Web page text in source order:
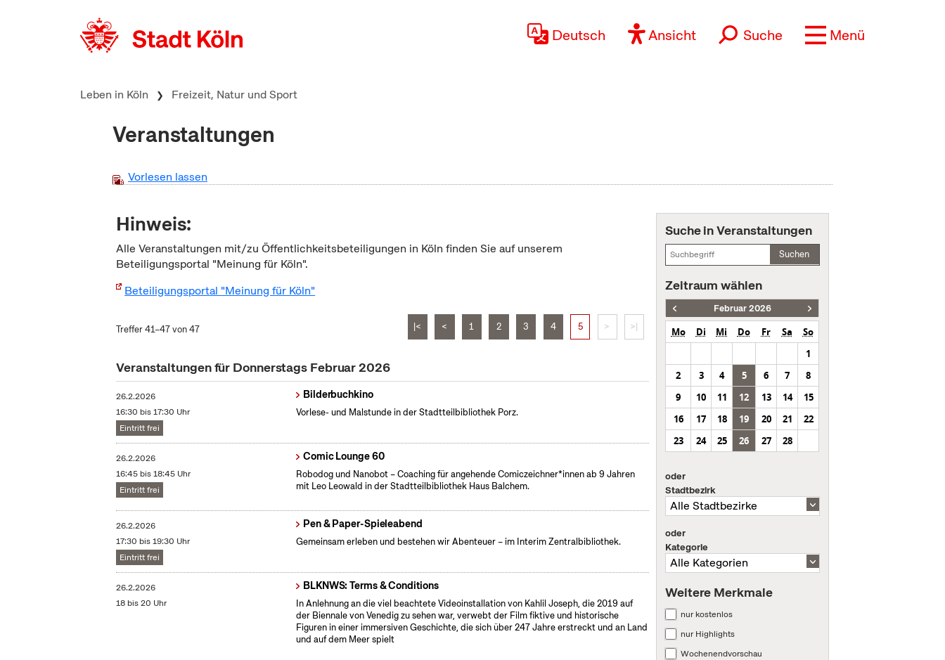
Deutsch Ansicht Suche Menü
Leben in Köln Freizeit, Natur und Sport
Veranstaltungen
Vorlesen lassen
Hinweis:
Alle Veranstaltungen mit/zu Öffentlichkeitsbeteiligungen in Köln finden Sie auf unserem
Beteiligungsportal "Meinung für Köln".
Beteiligungsportal "Meinung für Köln"
Treffer 41–47 von 47 |< < 1 2 3 4 5 > >|
Veranstaltungen für Donnerstags Februar 2026
26.2.2026
16:30 bis 17:30 Uhr
Eintritt frei
Bilderbuchkino
Vorlese- und Malstunde in der Stadtteilbibliothek Porz.
26.2.2026
16:45 bis 18:45 Uhr
Eintritt frei
Comic Lounge 60
Robodog und Nanobot – Coaching für angehende Comiczeichner*innen ab 9 Jahren
mit Leo Leowald in der Stadtteilbibliothek Haus Balchem.
26.2.2026
17:30 bis 19:30 Uhr
Eintritt frei
Pen & Paper-Spieleabend
Gemeinsam erleben und bestehen wir Abenteuer – im Interim Zentralbibliothek.
26.2.2026
18 bis 20 Uhr
BLKNWS: Terms & Conditions
In Anlehnung an die viel beachtete Videoinstallation von Kahlil Joseph, die 2019 auf
der Biennale von Venedig zu sehen war, verwebt der Film fiktive und historische
Figuren in einer immersiven Geschichte, die sich über 247 Jahre erstreckt und an Land
und auf dem Meer spielt
Suche in Veranstaltungen
Suchen
Zeitraum wählen
Februar 2026
Mo Di Mi Do Fr Sa
So
1
2
3 4 5 6 7
8
9
10 11 12 13 14
15
16
17 18 19 20 21
22
23
24 25 26 27 28
oder
Stadtbezirk
oder
Kategorie
Weitere Merkmale
nur kostenlos
nur Highlights
Wochenendvorschau